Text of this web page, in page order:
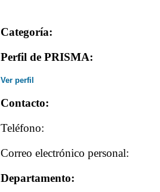
Categoría:
Perfil de PRISMA:
Ver perfil
Contacto:
Teléfono:
Correo electrónico personal:
Departamento: